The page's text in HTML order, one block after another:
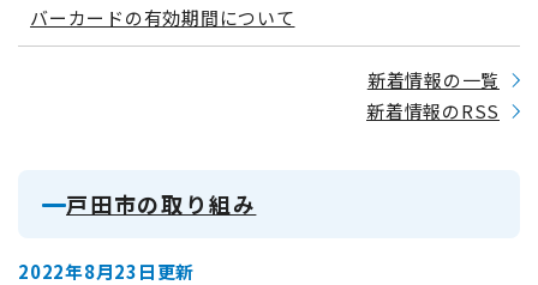
バーカードの有効期間について
新着情報の一覧
新着情報のRSS
戸田市の取り組み
2022年8月23日更新